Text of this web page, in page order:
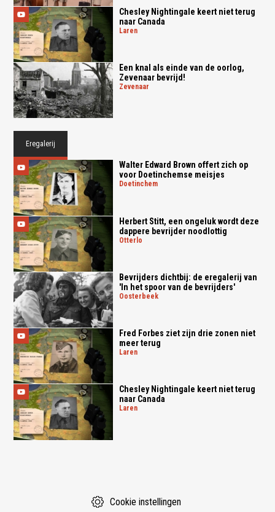
Chesley Nightingale keert niet terug
naar Canada
laren
Een knal als einde van de oorlog,
Zevenaar bevrijd!
zevenaar
Eregalerij
Walter Edward Brown offert zich op
voor Doetinchemse meisjes
doetinchem
Herbert Stitt, een ongeluk wordt deze
dappere bevrijder noodlottig
otterlo
Bevrijders dichtbij: de eregalerij van
'In het spoor van de bevrijders'
oosterbeek
Fred Forbes ziet zijn drie zonen niet
meer terug
laren
Chesley Nightingale keert niet terug
naar Canada
laren
Cookie instellingen